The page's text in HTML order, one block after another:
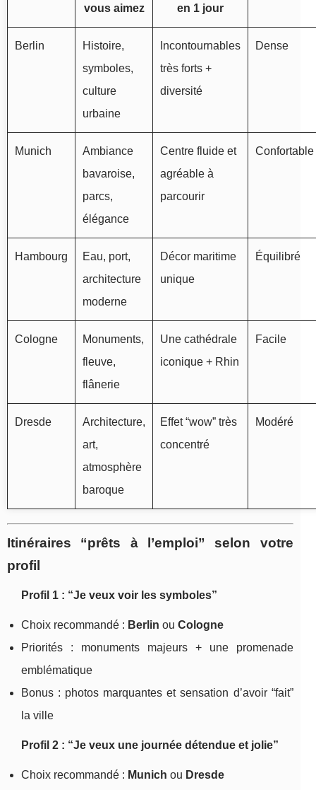
vous aimez en 1 jour
Berlin
Histoire,
symboles,
culture
urbaine
Incontournables
très forts +
diversité
Dense
Munich
Ambiance
bavaroise,
parcs,
élégance
Centre fluide et
agréable à
parcourir
Confortable
Hambourg
Eau, port,
architecture
moderne
Décor maritime
unique
Équilibré
Cologne
Monuments,
fleuve,
flânerie
Une cathédrale
iconique + Rhin
Facile
Dresde
Architecture,
art,
atmosphère
baroque
Effet “wow” très
concentré
Modéré
Itinéraires “prêts à l’emploi” selon votre
profil
Profil 1 : “Je veux voir les symboles”
Choix recommandé : Berlin ou Cologne
Priorités : monuments majeurs + une promenade
emblématique
Bonus : photos marquantes et sensation d’avoir “fait”
la ville
Profil 2 : “Je veux une journée détendue et jolie”
Choix recommandé : Munich ou Dresde